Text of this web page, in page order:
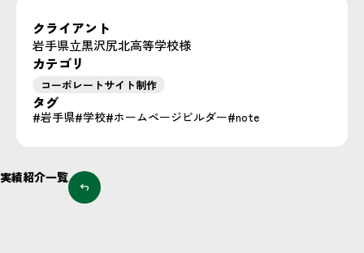
クライアント
岩手県立黒沢尻北高等学校様
カテゴリ
コーポレートサイト制作
タグ
岩手県 学校 ホームページビルダー note
実績紹介一覧